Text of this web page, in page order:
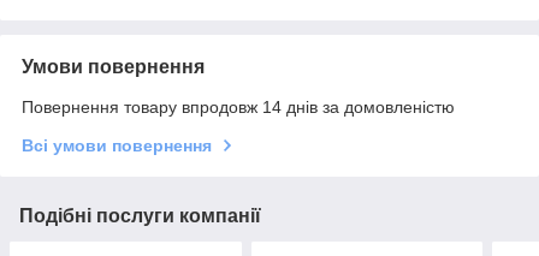
Умови повернення
Повернення товару впродовж 14 днів за домовленістю
Всі умови повернення
Подібні послуги компанії